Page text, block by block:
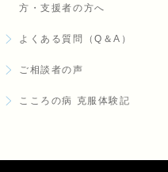
方・支援者の方へ
よくある質問（Q＆A）
ご相談者の声
こころの病 克服体験記